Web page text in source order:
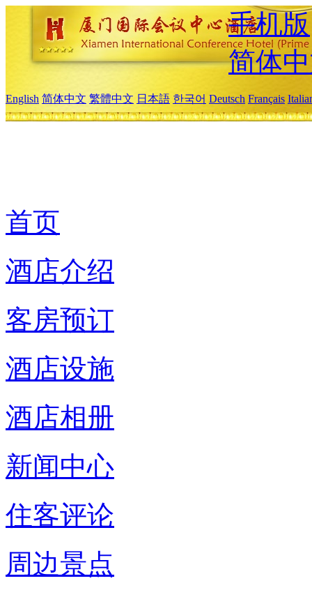
手机版
简体
English 简体中文 繁體中文 日本語 한국어 Deutsch Français
首页
酒店介绍
客房预订
酒店设施
酒店相册
新闻中心
住客评论
周边景点